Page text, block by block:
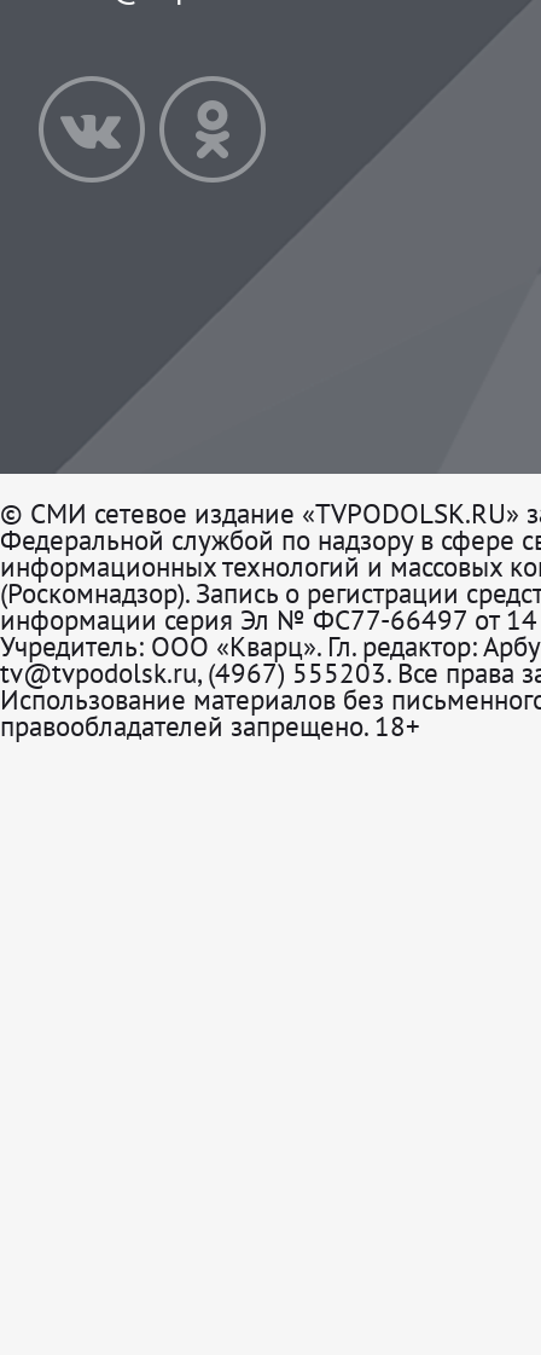
© СМИ сетевое издание «TVPODOLSK.RU»
Федеральной службой по надзору в сфере
информационных технологий и массовых
(Роскомнадзор). Запись о регистрации
информации серия Эл № ФС77-66497 от 14
Учредитель: ООО «Кварц». Гл. редактор:
tv@tvpodolsk.ru, (4967) 555203. Все права
Использование материалов без
правообладателей запрещено. 18+